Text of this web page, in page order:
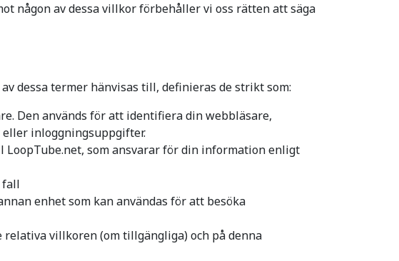
någon av dessa villkor förbehåller vi oss rätten att säga
dessa termer hänvisas till, definieras de strikt som:
Den används för att identifiera din webbläsare,
inloggningsuppgifter.
som ansvarar för din information enligt
fall
enhet som kan användas för att besöka
villkoren (om tillgängliga) och på denna